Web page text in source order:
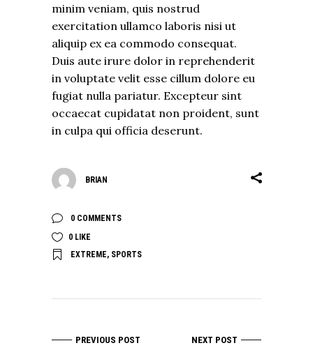
minim veniam, quis nostrud
exercitation ullamco laboris nisi ut
aliquip ex ea commodo consequat.
Duis aute irure dolor in reprehenderit
in voluptate velit esse cillum dolore eu
fugiat nulla pariatur. Excepteur sint
occaecat cupidatat non proident, sunt
in culpa qui officia deserunt.
BRIAN
0 COMMENTS
0 LIKE
EXTREME, SPORTS
PREVIOUS POST NEXT POST